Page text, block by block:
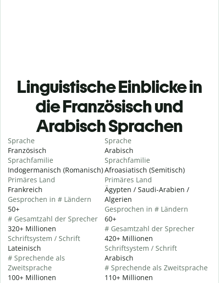
Linguistische Einblicke in
die Französisch und
Arabisch Sprachen
Sprache
Französisch
Sprachfamilie
Indogermanisch (Romanisch)
Primäres Land
Frankreich
Gesprochen in # Ländern
50+
# Gesamtzahl der Sprecher
320+ Millionen
Schriftsystem / Schrift
Lateinisch
# Sprechende als
Zweitsprache
100+ Millionen
Sprache
Arabisch
Sprachfamilie
Afroasiatisch (Semitisch)
Primäres Land
Ägypten / Saudi-Arabien /
Algerien
Gesprochen in # Ländern
60+
# Gesamtzahl der Sprecher
420+ Millionen
Schriftsystem / Schrift
Arabisch
# Sprechende als Zweitsprache
110+ Millionen